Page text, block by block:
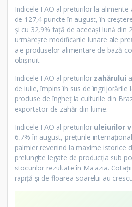
Indicele FAO al prețurilor la
de 127,4 puncte în august, în
și cu 32,9% față de aceeași lună din
urmărește modificările lunare ale
ale produselor alimentare de bază
obișnuit.
Indicele FAO al prețurilor zahărului
de iulie, împins în sus de îngrijorările
produse de îngheț la culturile din
exportator de zahăr din lume.
Indicele FAO al prețurilor uleiurilor
6,7% în august, prețurile
palmier revenind la maxime istorice
prelungite legate de producția sub
stocurilor rezultate în Malazia.
rapiță și de floarea-soarelui au